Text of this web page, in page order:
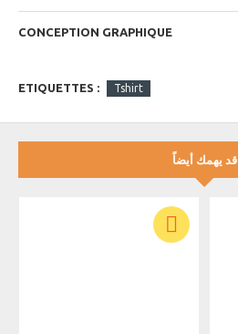
CONCEPTION GRAPHIQUE
ETIQUETTES : Tshirt
قد يهمك أيضاً